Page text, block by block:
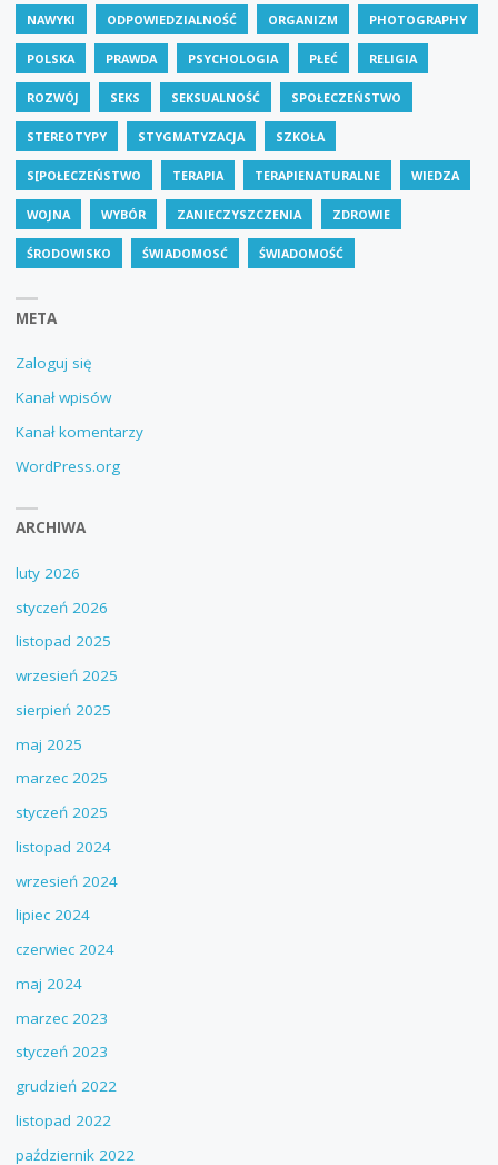
NAWYKI ODPOWIEDZIALNOŚĆ ORGANIZM PHOTOGRAPHY
POLSKA PRAWDA PSYCHOLOGIA PŁEĆ RELIGIA
ROZWÓJ SEKS SEKSUALNOŚĆ SPOŁECZEŃSTWO
STEREOTYPY STYGMATYZACJA SZKOŁA
S[POŁECZEŃSTWO TERAPIA TERAPIENATURALNE WIEDZA
WOJNA WYBÓR ZANIECZYSZCZENIA ZDROWIE
ŚRODOWISKO ŚWIADOMOSĆ ŚWIADOMOŚĆ
META
Zaloguj się
Kanał wpisów
Kanał komentarzy
WordPress.org
ARCHIWA
luty 2026
styczeń 2026
listopad 2025
wrzesień 2025
sierpień 2025
maj 2025
marzec 2025
styczeń 2025
listopad 2024
wrzesień 2024
lipiec 2024
czerwiec 2024
maj 2024
marzec 2023
styczeń 2023
grudzień 2022
listopad 2022
październik 2022